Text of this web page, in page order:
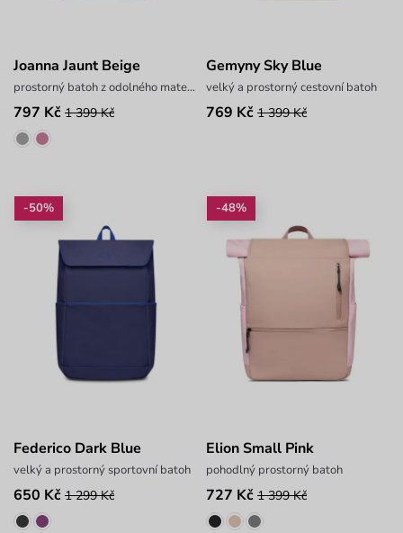
Joanna Jaunt Beige
prostorný batoh z odolného materiálu
797 Kč 1 399 Kč
Gemyny Sky Blue
velký a prostorný cestovní batoh
769 Kč 1 399 Kč
-50%
Federico Dark Blue
velký a prostorný sportovní batoh
650 Kč 1 299 Kč
-48%
Elion Small Pink
pohodlný prostorný batoh
727 Kč 1 399 Kč